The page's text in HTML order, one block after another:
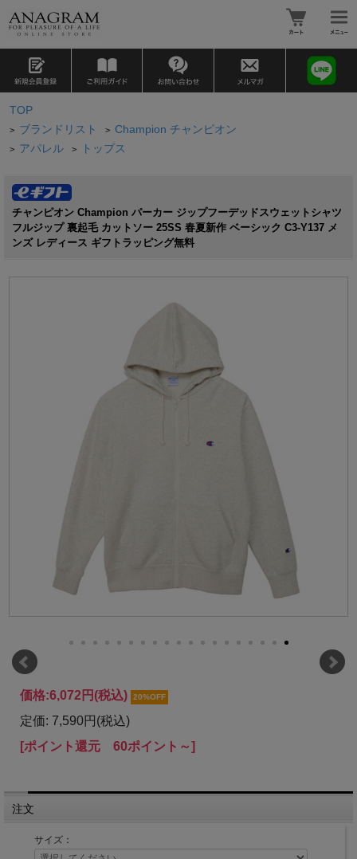
TOP
> ブランドリスト > Champion チャンピオン
> アパレル > トップス
チャンピオン Champion パーカー ジップフーデッドスウェットシャツ
フルジップ 裏起毛 カットソー 25SS 春夏新作 ベーシック C3-Y137 メ
ンズ レディース ギフトラッピング無料
価格:6,072円 (税込) 20%OFF
定価: 7,590円(税込)
[ポイント還元 60ポイント～]
注文
サイズ：